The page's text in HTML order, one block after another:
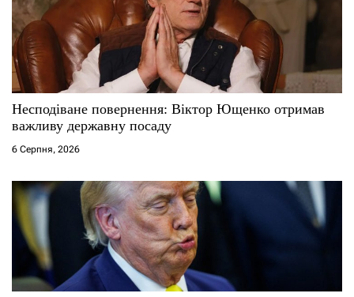
Несподіване повернення: Віктор Ющенко отримав
важливу державну посаду
6 Серпня, 2026